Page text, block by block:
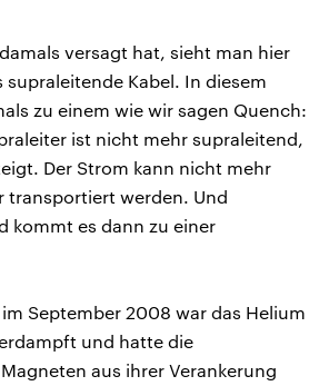
versagt hat, sieht man hier
supraleitende Kabel. In diesem
zu einem wie wir sagen Quench:
ist nicht mehr supraleitend,
Der Strom kann nicht mehr
transportiert werden. Und
kommt es dann zu einer
September 2008 war das Helium
und hatte die
aus ihrer Verankerung